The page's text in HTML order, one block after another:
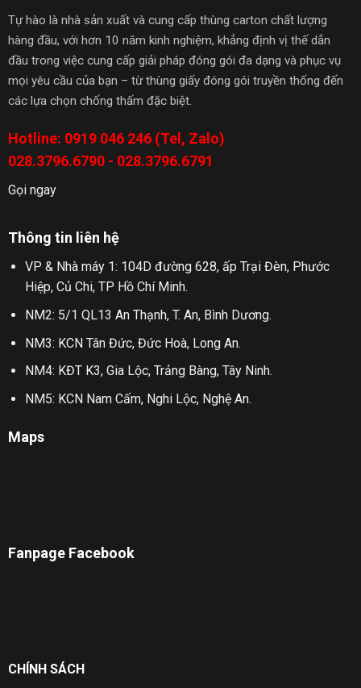
Tự hào là nhà sản xuất và cung cấp thùng carton chất lượng
hàng đầu, với hơn 10 năm kinh nghiệm, khẳng định vị thế dẫn
đầu trong việc cung cấp giải pháp đóng gói đa dạng và phục vụ
mọi yêu cầu của bạn – từ thùng giấy đóng gói truyền thống đến
các lựa chọn chống thấm đặc biệt.
Hotline: 0919 046 246 (Tel, Zalo)
028.3796.6790 - 028.3796.6791
Gọi ngay
Thông tin liên hệ
VP & Nhà máy 1: 104D đường 628, ấp Trại Đèn, Phước
Hiệp, Củ Chi, TP Hồ Chí Minh.
NM2: 5/1 QL13 An Thạnh, T. An, Bình Dương.
NM3: KCN Tân Đức, Đức Hoà, Long An.
NM4: KĐT K3, Gia Lộc, Trảng Bàng, Tây Ninh.
NM5: KCN Nam Cấm, Nghi Lộc, Nghệ An.
Maps
Fanpage Facebook
CHÍNH SÁCH